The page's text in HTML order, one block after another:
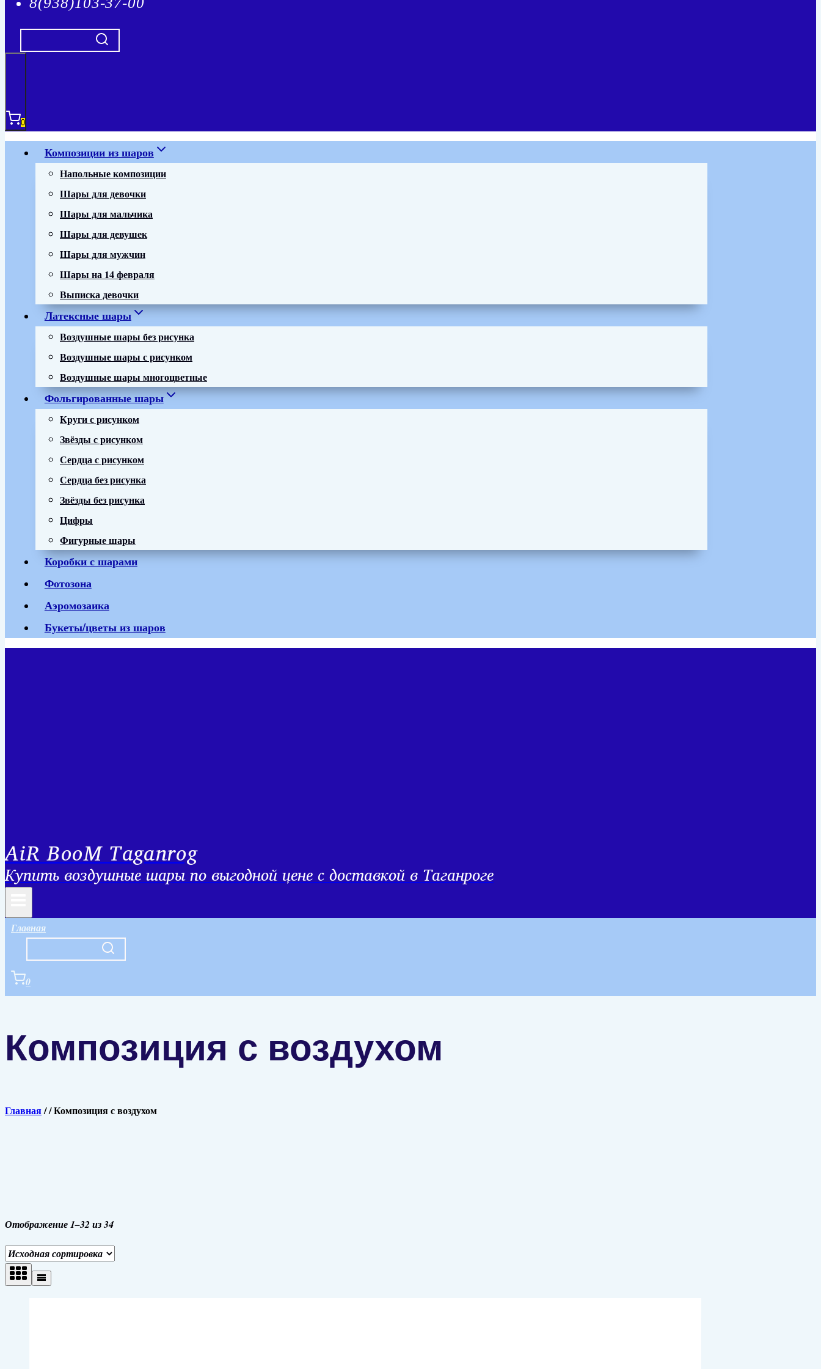
0
Композиции из шаров
Напольные композиции
Шары для девочки
Шары для мальчика
Шары для девушек
Шары для мужчин
Шары на 14 февраля
Выписка девочки
Латексные шары
Воздушные шары без рисунка
Воздушные шары с рисунком
Воздушные шары многоцветные
Фольгированные шары
Круги с рисунком
Звёзды с рисунком
Сердца с рисунком
Сердца без рисунка
Звёзды без рисунка
Цифры
Фигурные шары
Коробки с шарами
Фотозона
Аэромозаика
Букеты/цветы из шаров
AiR BooM Taganrog
Купить воздушные шары по выгодной цене с доставкой в Таганроге
Главная
0
Композиция с воздухом
Главная//Композиция с воздухом
Отображение 1–32 из 34